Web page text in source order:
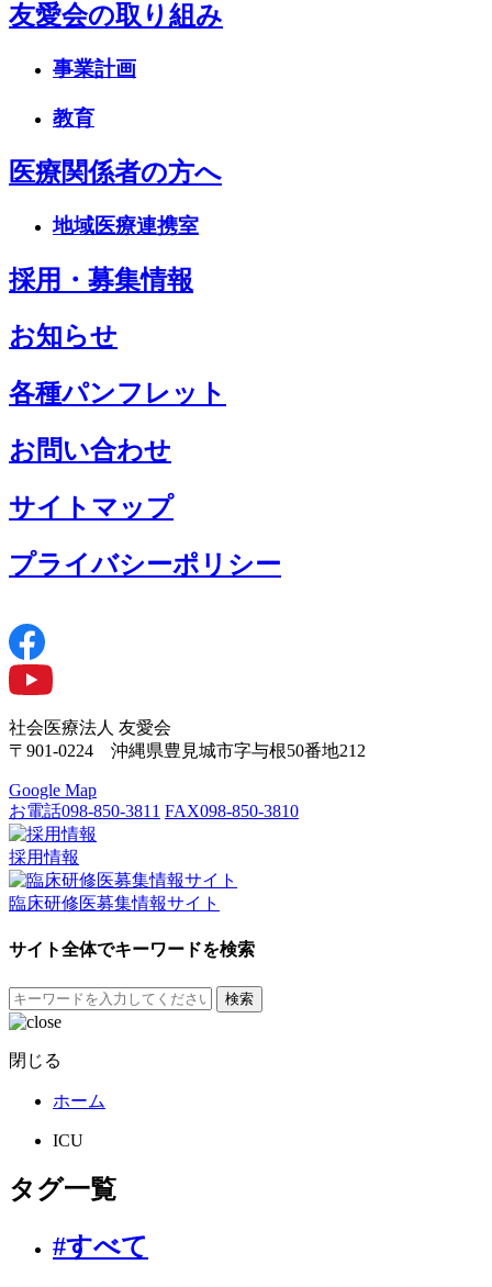
友愛会の取り組み
事業計画
教育
医療関係者の方へ
地域医療連携室
採用・募集情報
お知らせ
各種パンフレット
お問い合わせ
サイトマップ
プライバシーポリシー
社会医療法人 友愛会
〒901-0224 沖縄県豊見城市字与根50番地212
Google Map
お電話098-850-3811 FAX098-850-3810
採用情報
臨床研修医募集情報サイト
サイト全体でキーワードを検索
検索
閉じる
ホーム
ICU
タグ一覧
#すべて